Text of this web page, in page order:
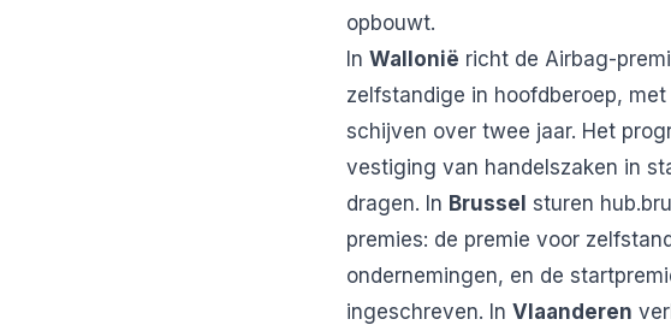
opbouwt.
In Wallonië richt de Airbag-
zelfstandige in hoofdberoep,
schijven over twee jaar. Het
vestiging van handelszaken in
dragen. In Brussel sturen
premies: de premie voor
ondernemingen, en de
ingeschreven. In Vlaanderen